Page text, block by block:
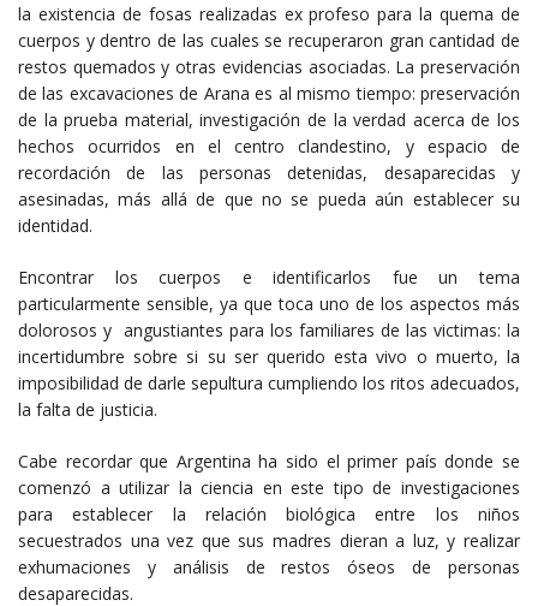
la existencia de fosas realizadas ex profeso para la quema de
cuerpos y dentro de las cuales se recuperaron gran cantidad de
restos quemados y otras evidencias asociadas. La preservación
de las excavaciones de Arana es al mismo tiempo: preservación
de la prueba material, investigación de la verdad acerca de los
hechos ocurridos en el centro clandestino, y espacio de
recordación de las personas detenidas, desaparecidas y
asesinadas, más allá de que no se pueda aún establecer su
identidad.
Encontrar los cuerpos e identificarlos fue un tema
particularmente sensible, ya que toca uno de los aspectos más
dolorosos y angustiantes para los familiares de las victimas: la
incertidumbre sobre si su ser querido esta vivo o muerto, la
imposibilidad de darle sepultura cumpliendo los ritos adecuados,
la falta de justicia.
Cabe recordar que Argentina ha sido el primer país donde se
comenzó a utilizar la ciencia en este tipo de investigaciones
para establecer la relación biológica entre los niños
secuestrados una vez que sus madres dieran a luz, y realizar
exhumaciones y análisis de restos óseos de personas
desaparecidas.